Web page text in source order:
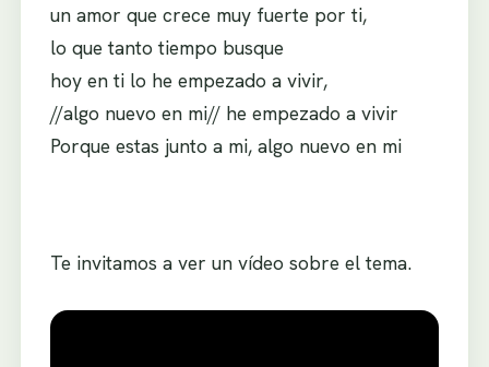
un amor que crece muy fuerte por ti,
lo que tanto tiempo busque
hoy en ti lo he empezado a vivir,
//algo nuevo en mi// he empezado a vivir
Porque estas junto a mi, algo nuevo en mi
Te invitamos a ver un vídeo sobre el tema.